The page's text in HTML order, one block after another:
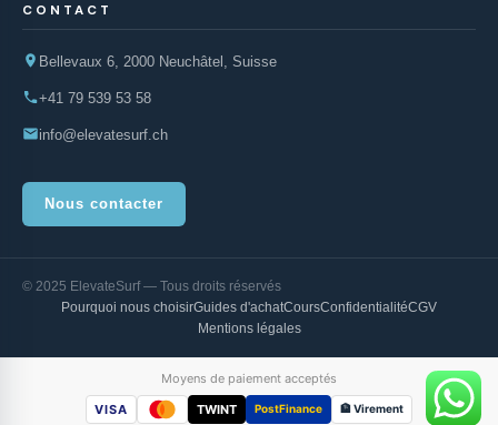
CONTACT
Bellevaux 6, 2000 Neuchâtel, Suisse
+41 79 539 53 58
info@elevatesurf.ch
Nous contacter
© 2025 ElevateSurf — Tous droits réservés
Pourquoi nous choisirGuides d'achatCoursConfidentialitéCGV
Mentions légales
Moyens de paiement acceptés
VISA
TWINT PostFinance 🏦 Virement